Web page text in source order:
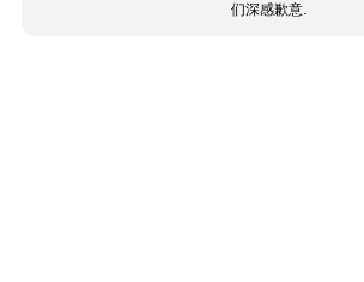
们深感歉意.